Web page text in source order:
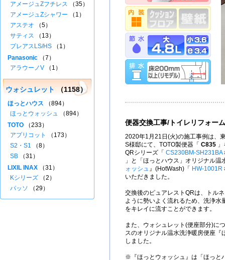
便器交換工事/トイレリフォーム
2020年1月21日(火)の施工事例は、
S様邸にて、TOTO製便器「 C835
QRシリーズ「 CS230BM-SH231BA
」と「ほっとハウス」オリジナル温
ォッシュ』(HotWash)「
HW-1001R
いただきました。
交換後のピュアレストQRは、トル
ように勢いよく流れるため、洗浄水
をキレイに流すことができます。
また、ウォシュレット(便座部分)に
スのオリジナル温水洗浄暖房便座『
しました。
※『ほっとウォッシュ』は「ほっと
アメージュZフチレス （35）
アメージュZシャワー （1）
アステオ （5）
サティス （13）
プレアスLS/HS （1）
Panasonic （7）
アラウーノV （1）
ウォシュレット （1158）
ほっとハウス （894）
ほっとウォッシュ （894）
TOTO （233）
アプリコット
（173）
S2・S1 （8）
SB （31）
LIXIL INAX （31）
Kシリーズ （2）
パッソ （29）